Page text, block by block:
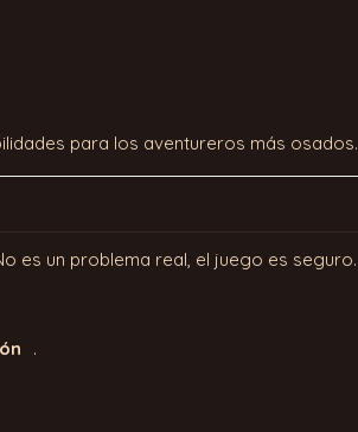
para los aventureros más osados.
es un problema real, el juego es seguro.
.